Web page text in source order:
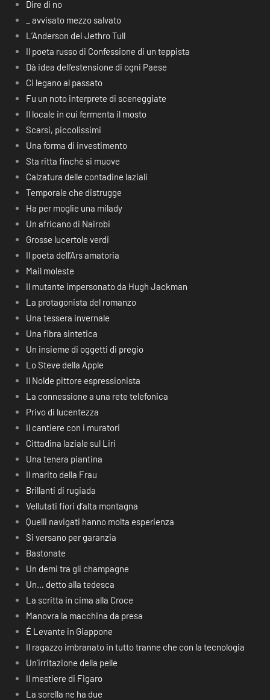
Dire di no
_ avvisato mezzo salvato
L’Anderson dei Jethro Tull
Il poeta russo di Confessione di un teppista
Dà idea dell’estensione di ogni Paese
Ci legano al passato
Fu un noto interprete di sceneggiate
Il locale in cui fermenta il mosto
Scarsi, piccolissimi
Una forma di investimento
Sta ritta finchè si muove
Calzatura delle contadine laziali
Temporale che distrugge
Ha per moglie una milady
Un africano di Nairobi
Grosse lucertole verdi
Il poeta dell’Ars amatoria
Mail moleste
Il mutante impersonato da Hugh Jackman
La protagonista del romanzo
Una tessera invernale
Una fibra sintetica
Un insieme di oggetti di pregio
Lo Steve della Apple
Il Nolde pittore espressionista
La connessione a una rete telefonica
Privo di lucentezza
Il cantiere con i muratori
Cittadina laziale sul Liri
Una tenera piantina
Il marito della Frau
Brillanti di rugiada
Vellutati fiori d’alta montagna
Quelli navigati hanno molta esperienza
Si versano per garanzia
Bastonate
Un demi tra gli champagne
Un… detto alla tedesca
La scritta in cima alla Croce
Manovra la macchina da presa
É Levante in Giappone
Il ragazzo imbranato in tutto tranne che con la tecnologia
Un’irritazione della pelle
Il mestiere di Figaro
La sorella ne ha due